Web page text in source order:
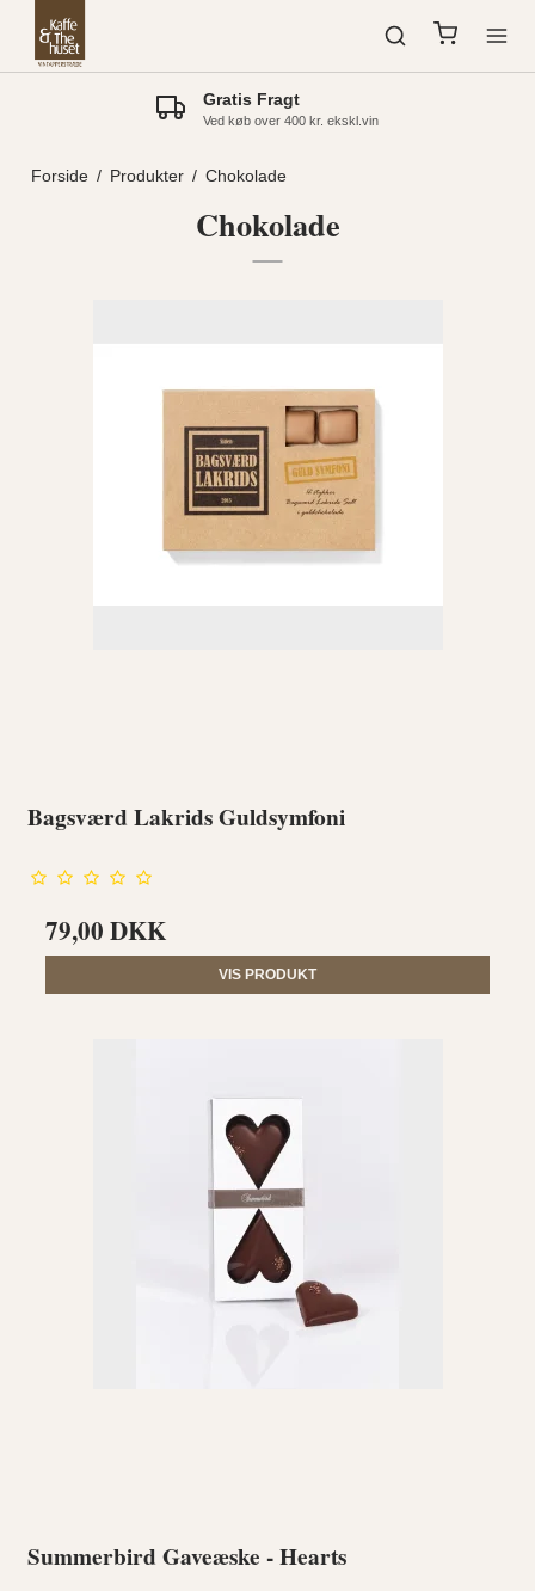
Gratis Fragt
Ved køb over 400 kr. ekskl.vin
Forside / Produkter / Chokolade
Chokolade
Bagsværd Lakrids Guldsymfoni
79,00 DKK
VIS PRODUKT
Summerbird Gaveæske - Hearts